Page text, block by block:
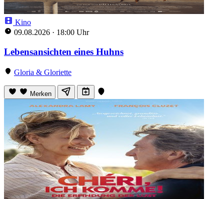
Kino
09.08.2026 · 18:00 Uhr
Lebensansichten eines Huhns
Gloria & Gloriette
Merken